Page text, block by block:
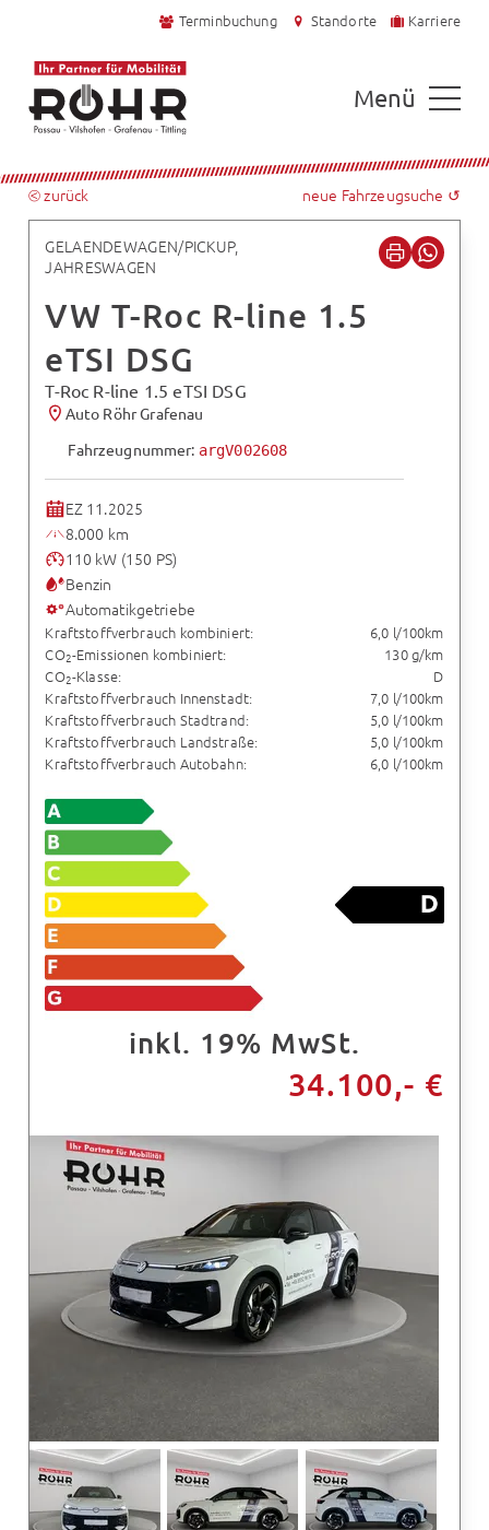
Terminbuchung Standorte Karriere
Menü
⧀ zurück neue Fahrzeugsuche ↺
GELAENDEWAGEN/PICKUP,
JAHRESWAGEN
VW T-Roc R-line 1.5
eTSI DSG
T-Roc R-line 1.5 eTSI DSG
Auto Röhr Grafenau
Fahrzeugnummer: argV002608
EZ 11.2025
8.000 km
110 kW (150 PS)
Benzin
Automatikgetriebe
Kraftstoffverbrauch kombiniert:
6,0 l/100km
CO2-Emissionen kombiniert:
130 g/km
CO2-Klasse:
D
Kraftstoffverbrauch Innenstadt:
7,0 l/100km
Kraftstoffverbrauch Stadtrand:
5,0 l/100km
Kraftstoffverbrauch Landstraße:
5,0 l/100km
Kraftstoffverbrauch Autobahn:
6,0 l/100km
inkl. 19% MwSt.
34.100,- €